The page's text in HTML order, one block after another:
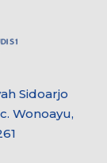
Sidoarjo
Wonoayu,